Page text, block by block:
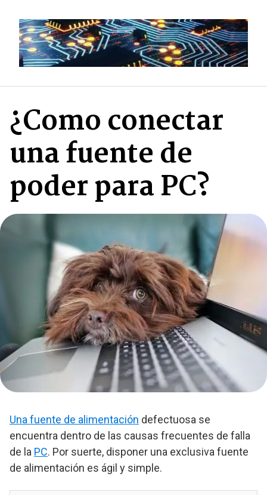
contenido
¿Como conectar
una fuente de
poder para PC?
Una fuente de alimentación defectuosa se
encuentra dentro de las causas frecuentes de falla
de la PC. Por suerte, disponer una exclusiva fuente
de alimentación es ágil y simple.